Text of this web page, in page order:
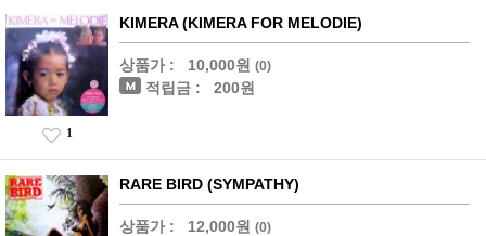
KIMERA (KIMERA FOR MELODIE)
상품가 : 10,000원 (0)
적립금 : 200원
1
RARE BIRD (SYMPATHY)
상품가 : 12,000원 (0)